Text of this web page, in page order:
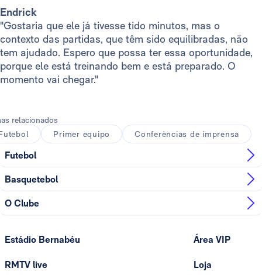
Endrick
"Gostaria que ele já tivesse tido minutos, mas o
contexto das partidas, que têm sido equilibradas, não
tem ajudado. Espero que possa ter essa oportunidade,
porque ele está treinando bem e está preparado. O
momento vai chegar."
relacionados
Primer equipo Conferèncias de imprensa
Futebol
Basquetebol
O Clube
Estádio Bernabéu
RMTV live
Área VIP
Loja